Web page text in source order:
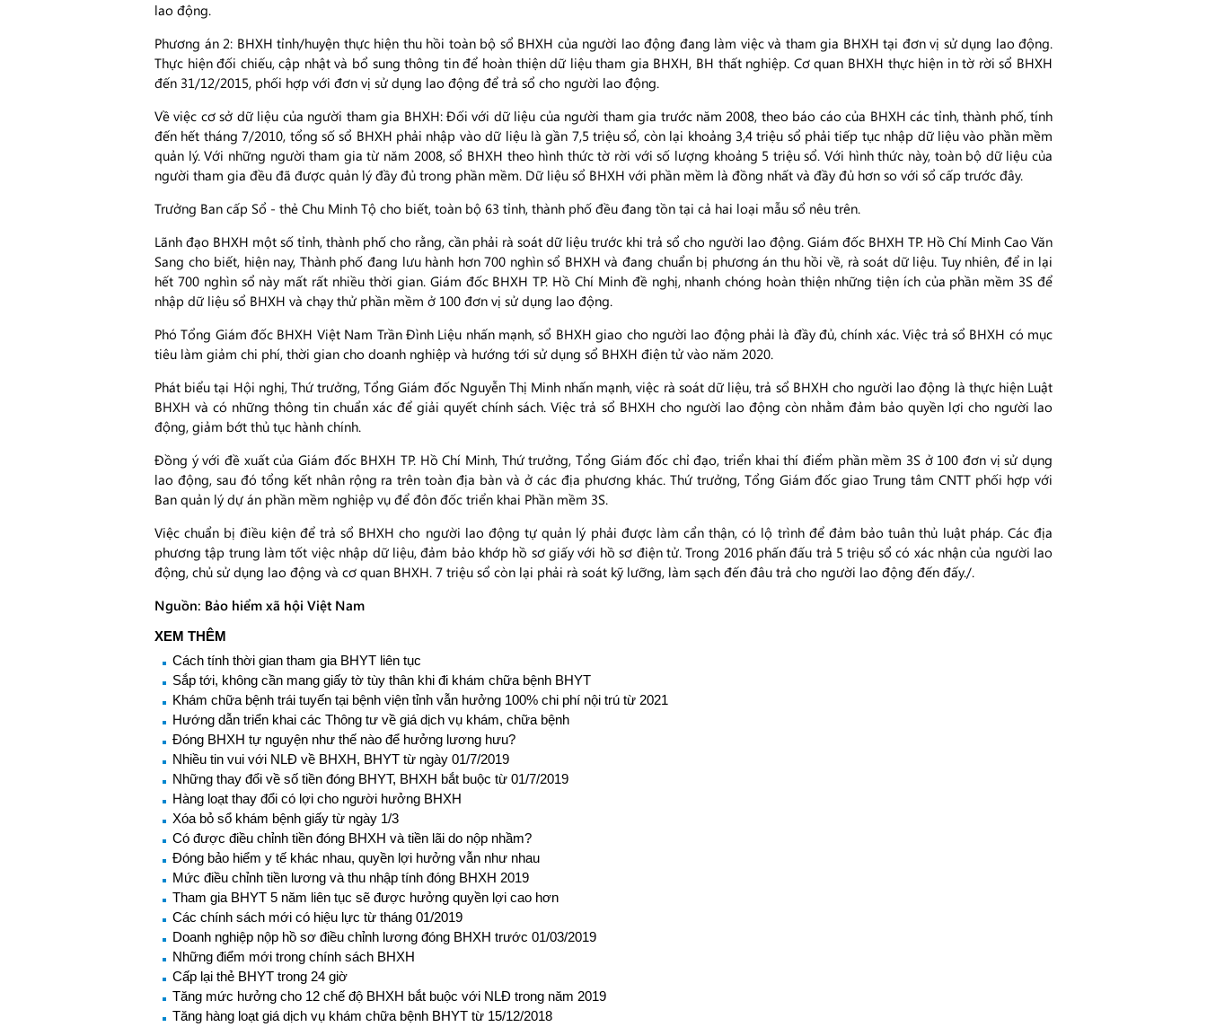
lao động.
Phương án 2: BHXH tỉnh/huyện thực hiện thu hồi toàn bộ sổ BHXH của người lao động đang làm việc và tham gia BHXH tại đơn vị sử dụng lao động.
Thực hiện đối chiếu, cập nhật và bổ sung thông tin để hoàn thiện dữ liệu tham gia BHXH, BH thất nghiệp. Cơ quan BHXH thực hiện in tờ rời sổ BHXH
đến 31/12/2015, phối hợp với đơn vị sử dụng lao động để trả sổ cho người lao động.
Về việc cơ sở dữ liệu của người tham gia BHXH: Đối với dữ liệu của người tham gia trước năm 2008, theo báo cáo của BHXH các tỉnh, thành phố, tính
đến hết tháng 7/2010, tổng số sổ BHXH phải nhập vào dữ liệu là gần 7,5 triệu sổ, còn lại khoảng 3,4 triệu sổ phải tiếp tục nhập dữ liệu vào phần mềm
quản lý. Với những người tham gia từ năm 2008, sổ BHXH theo hình thức tờ rời với số lượng khoảng 5 triệu sổ. Với hình thức này, toàn bộ dữ liệu của
người tham gia đều đã được quản lý đầy đủ trong phần mềm. Dữ liệu sổ BHXH với phần mềm là đồng nhất và đầy đủ hơn so với sổ cấp trước đây.
Trưởng Ban cấp Sổ - thẻ Chu Minh Tộ cho biết, toàn bộ 63 tỉnh, thành phố đều đang tồn tại cả hai loại mẫu sổ nêu trên.
Lãnh đạo BHXH một số tỉnh, thành phố cho rằng, cần phải rà soát dữ liệu trước khi trả sổ cho người lao động. Giám đốc BHXH TP. Hồ Chí Minh Cao Văn
Sang cho biết, hiện nay, Thành phố đang lưu hành hơn 700 nghìn sổ BHXH và đang chuẩn bị phương án thu hồi về, rà soát dữ liệu. Tuy nhiên, để in lại
hết 700 nghìn sổ này mất rất nhiều thời gian. Giám đốc BHXH TP. Hồ Chí Minh đề nghị, nhanh chóng hoàn thiện những tiện ích của phần mềm 3S để
nhập dữ liệu sổ BHXH và chạy thử phần mềm ở 100 đơn vị sử dụng lao động.
Phó Tổng Giám đốc BHXH Việt Nam Trần Đình Liệu nhấn mạnh, sổ BHXH giao cho người lao động phải là đầy đủ, chính xác. Việc trả sổ BHXH có mục
tiêu làm giảm chi phí, thời gian cho doanh nghiệp và hướng tới sử dụng sổ BHXH điện tử vào năm 2020.
Phát biểu tại Hội nghị, Thứ trưởng, Tổng Giám đốc Nguyễn Thị Minh nhấn mạnh, việc rà soát dữ liệu, trả sổ BHXH cho người lao động là thực hiện Luật
BHXH và có những thông tin chuẩn xác để giải quyết chính sách. Việc trả sổ BHXH cho người lao động còn nhằm đảm bảo quyền lợi cho người lao
động, giảm bớt thủ tục hành chính.
Đồng ý với đề xuất của Giám đốc BHXH TP. Hồ Chí Minh, Thứ trưởng, Tổng Giám đốc chỉ đạo, triển khai thí điểm phần mềm 3S ở 100 đơn vị sử dụng
lao động, sau đó tổng kết nhân rộng ra trên toàn địa bàn và ở các địa phương khác. Thứ trưởng, Tổng Giám đốc giao Trung tâm CNTT phối hợp với
Ban quản lý dự án phần mềm nghiệp vụ để đôn đốc triển khai Phần mềm 3S.
Việc chuẩn bị điều kiện để trả sổ BHXH cho người lao động tự quản lý phải được làm cẩn thận, có lộ trình để đảm bảo tuân thủ luật pháp. Các địa
phương tập trung làm tốt việc nhập dữ liệu, đảm bảo khớp hồ sơ giấy với hồ sơ điện tử. Trong 2016 phấn đấu trả 5 triệu sổ có xác nhận của người lao
động, chủ sử dụng lao động và cơ quan BHXH. 7 triệu sổ còn lại phải rà soát kỹ lưỡng, làm sạch đến đâu trả cho người lao động đến đấy./.
Nguồn: Bảo hiểm xã hội Việt Nam
XEM THÊM
Cách tính thời gian tham gia BHYT liên tục
Sắp tới, không cần mang giấy tờ tùy thân khi đi khám chữa bệnh BHYT
Khám chữa bệnh trái tuyến tại bệnh viện tỉnh vẫn hưởng 100% chi phí nội trú từ 2021
Hướng dẫn triển khai các Thông tư về giá dịch vụ khám, chữa bệnh
Đóng BHXH tự nguyện như thế nào để hưởng lương hưu?
Nhiều tin vui với NLĐ về BHXH, BHYT từ ngày 01/7/2019
Những thay đổi về số tiền đóng BHYT, BHXH bắt buộc từ 01/7/2019
Hàng loạt thay đổi có lợi cho người hưởng BHXH
Xóa bỏ sổ khám bệnh giấy từ ngày 1/3
Có được điều chỉnh tiền đóng BHXH và tiền lãi do nộp nhầm?
Đóng bảo hiểm y tế khác nhau, quyền lợi hưởng vẫn như nhau
Mức điều chỉnh tiền lương và thu nhập tính đóng BHXH 2019
Tham gia BHYT 5 năm liên tục sẽ được hưởng quyền lợi cao hơn
Các chính sách mới có hiệu lực từ tháng 01/2019
Doanh nghiệp nộp hồ sơ điều chỉnh lương đóng BHXH trước 01/03/2019
Những điểm mới trong chính sách BHXH
Cấp lại thẻ BHYT trong 24 giờ
Tăng mức hưởng cho 12 chế độ BHXH bắt buộc với NLĐ trong năm 2019
Tăng hàng loạt giá dịch vụ khám chữa bệnh BHYT từ 15/12/2018